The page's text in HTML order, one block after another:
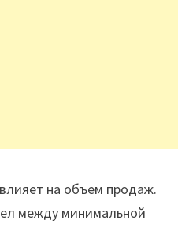
на объем продаж.
между минимальной